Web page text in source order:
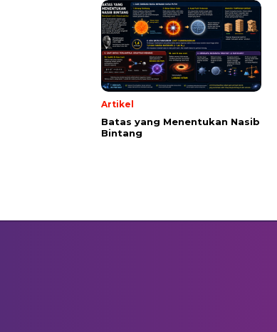
Artikel
Batas yang Menentukan Nasib
Bintang